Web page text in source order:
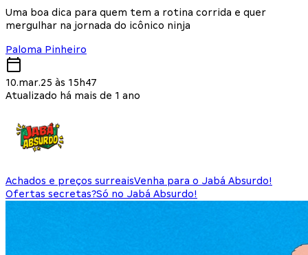
Uma boa dica para quem tem a rotina corrida e quer
mergulhar na jornada do icônico ninja
Paloma Pinheiro
10.mar.25 às 15h47
Atualizado há mais de 1 ano
Achados e preços surreaisVenha para o Jabá Absurdo!
Ofertas secretas?Só no Jabá Absurdo!